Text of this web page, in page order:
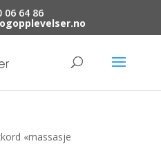
06 64 86
«massasje